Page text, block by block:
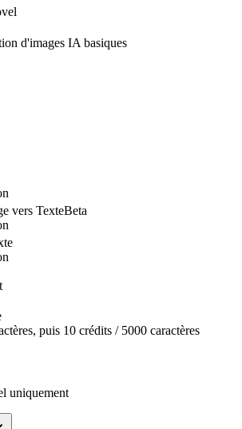
d'images IA basiques
vers TexteBeta
puis 10 crédits / 5000 caractères
uniquement